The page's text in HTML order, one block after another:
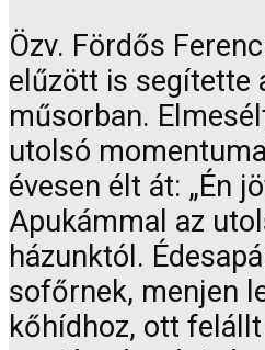
Özv. Fördős
elűzött is segítette
műsorban.
utolsó
évesen élt át: „Én
Apukámmal az
házunktól.
sofőrnek, menjen
kőhídhoz, ott